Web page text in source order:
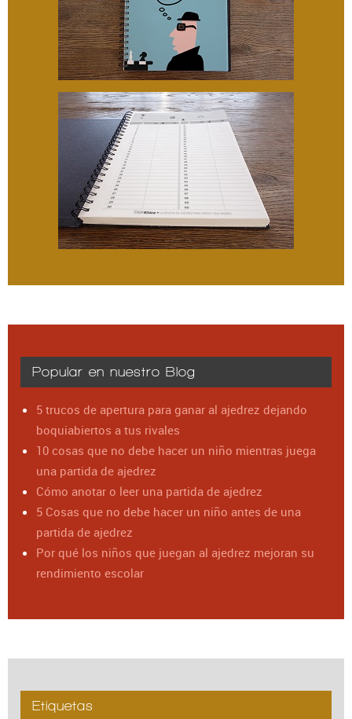
Popular en nuestro Blog
5 trucos de apertura para ganar al ajedrez dejando
boquiabiertos a tus rivales
10 cosas que no debe hacer un niño mientras juega
una partida de ajedrez
Cómo anotar o leer una partida de ajedrez
5 Cosas que no debe hacer un niño antes de una
partida de ajedrez
Por qué los niños que juegan al ajedrez mejoran su
rendimiento escolar
Etiquetas